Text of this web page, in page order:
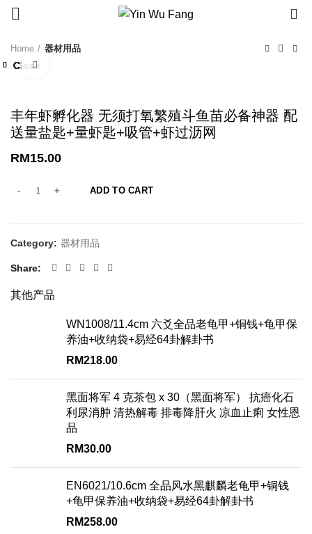
Home
器材用品
丰年虾孵化器 无须打氧繁殖斗鱼苗必备神器 配
送量盐匙+量虾匙+吸管+虾过沥网
RM15.00
ADD TO CART
Category: 器材用品
Share
其他产品
WN1008/11.4cm 六爻全品老龟甲+铜钱+龟甲保
养油+收纳袋+易经64卦解卦书
RM218.00
黑面将军 4 克茶包 x 30（黑面将军） 抗癌化石
利尿消肿 清热解毒 排毒降肝火 凉血止痢 女性恩
品
RM30.00
EN6021/10.6cm 全品风水黑麒麟老龟甲+铜钱
+龟甲保养油+收纳袋+易经64卦解卦书
RM258.00
Close
Close
Close
Close
Close
Close
Close
Close